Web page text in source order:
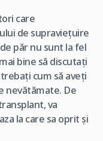
care
de supraviețuire
păr nu sunt la fel
bine să discutați
cum să aveți
nevătămate. De
va
la care sa oprit și